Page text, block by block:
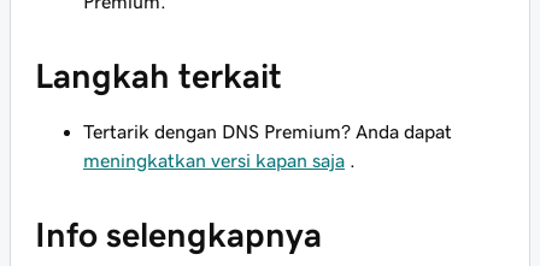
Langkah terkait
Tertarik dengan DNS Premium? Anda dapat
meningkatkan versi kapan saja
Info selengkapnya